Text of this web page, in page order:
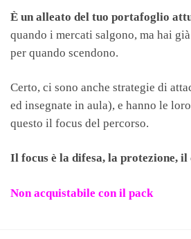
È un alleato del tuo portafoglio
quando i mercati salgono, ma hai
per quando scendono.
Certo, ci sono anche strategie di
ed insegnate in aula), e hanno le
questo il focus del percorso.
Il focus è la difesa, la protezione,
Non acquistabile con il pack